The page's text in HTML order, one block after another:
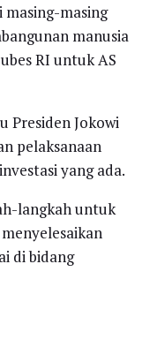
masing
manusia
RI untuk AS
Presiden Jokowi
pelaksanaan
yang ada.
langkah untuk
di bidang